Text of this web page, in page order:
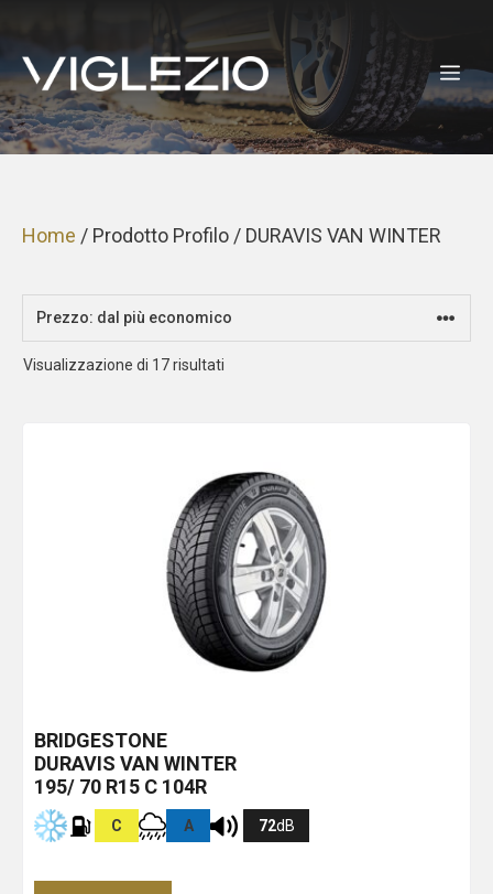
contenuto
Home / Prodotto Profilo / DURAVIS VAN WINTER
Visualizzazione di 17 risultati
BRIDGESTONE
DURAVIS VAN WINTER
195/ 70 R15 C 104R
C A 72dB